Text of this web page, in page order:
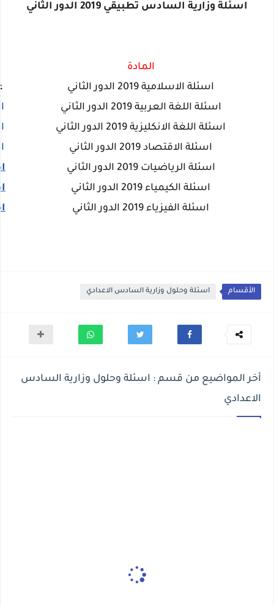
اسئلة وزارية السادس تطبيقي 2019 الدور الثاني
المادة
اسئلة الاسلامية 2019 الدور الثاني
اسئلة اللغة العربية 2019 الدور
الثاني
اسئلة اللغة الانكليزية 2019 الدور
الثاني
اسئلة الاقتصاد 2019 الدور
الثاني
اسئلة الرياضيات 2019 الدور
الثاني
اسئلة الكيمياء 2019 الدور
الثاني
اسئلة الفيزياء 2019 الدور
الثاني
الأقسام اسئلة وحلول وزارية السادس الاعدادي
أخر المواضيع من قسم : اسئلة وحلول وزارية السادس
الاعدادي